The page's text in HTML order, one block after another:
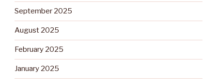
September 2025
August 2025
February 2025
January 2025